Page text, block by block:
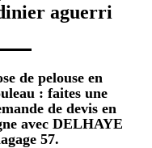
aguerri
de pelouse en
: faites une
de devis en
avec DELHAYE
57.